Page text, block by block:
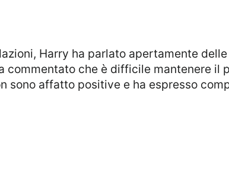
commentato che è difficile mantenere il
sono affatto positive e ha espresso